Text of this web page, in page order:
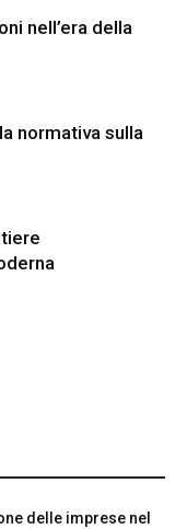
nell’era della
normativa sulla
delle imprese nel